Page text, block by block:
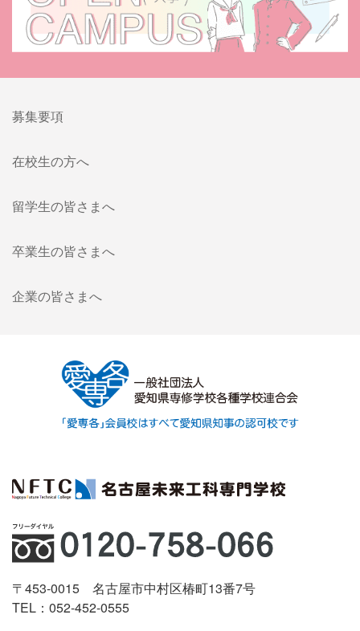
募集要項
在校生の方へ
留学生の皆さまへ
卒業生の皆さまへ
企業の皆さまへ
〒453-0015 名古屋市中村区椿町13番7号
TEL：052-452-0555